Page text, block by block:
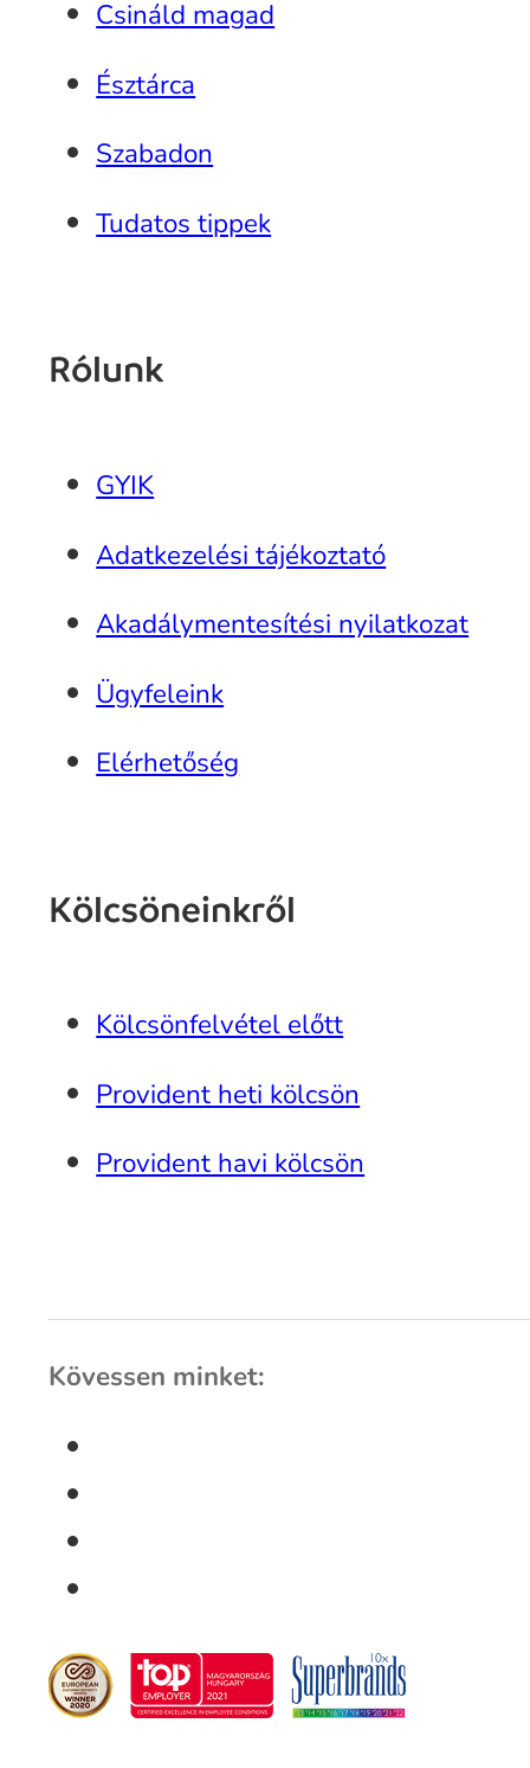
Csináld magad
Észtárca
Szabadon
Tudatos tippek
Rólunk
GYIK
Adatkezelési tájékoztató
Akadálymentesítési nyilatkozat
Ügyfeleink
Elérhetőség
Kölcsöneinkről
Kölcsönfelvétel előtt
Provident heti kölcsön
Provident havi kölcsön
Kövessen minket: